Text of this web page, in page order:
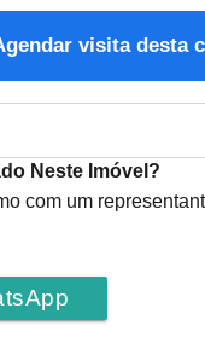
visita desta
Neste Imóvel?
com um